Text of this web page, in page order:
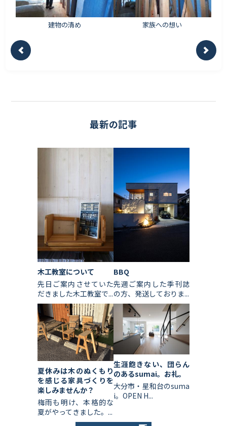
建物の清め 家族への想い
最新の記事
木工教室について
先日ご案内させていた
だきました木工教室で...
BBQ
先週ご案内した季刊誌
の方、発送しておりま...
夏休みは木のぬくもり
を感じる家具づくりを
楽しみませんか？
梅雨も明け、本格的な
夏がやってきました。...
生涯飽きない、団らん
のあるsumai。お礼。
大分市・星和台のsuma
i。OPEN H...